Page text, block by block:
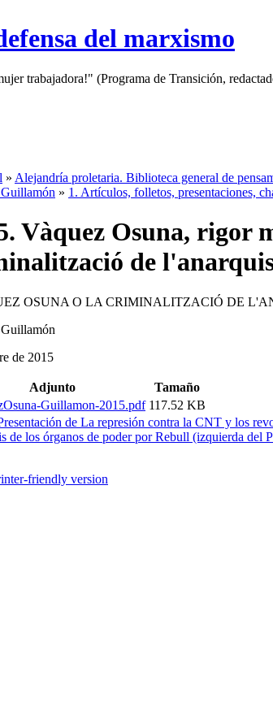
del marxismo
trabajadora!" (Programa de Transición,
» Alejandría proletaria. Biblioteca general de
» 1. Artículos, folletos, presentaciones,
Vàquez Osuna, rigor
de
OSUNA O LA CRIMINALITZACIÓ DE
de 2015
Adjunto
Tamaño
Guillamon-2015.pdf 117.52 KB
de La represión contra la CNT y los
de los órganos de poder por Rebull (izquierda del
friendly version